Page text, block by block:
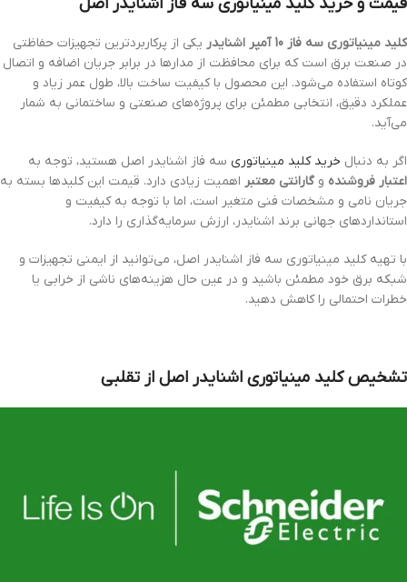
کلید مینیاتوری سه فاز 10 آمپر اشنایدر
یکی از پرکاربردترین تجهیزات حفاظتی
در صنعت برق است که برای محافظت از مدارها در برابر جریان اضافه و اتصال
کوتاه استفاده می‌شود. این محصول با کیفیت ساخت بالا، طول عمر زیاد و
عملکرد دقیق، انتخابی مطمئن برای پروژه‌های صنعتی و ساختمانی به شمار
می‌آید.
اگر به دنبال خرید کلید مینیاتوری سه فاز اشنایدر اصل هستید، توجه به
اعتبار فروشنده و گارانتی معتبر اهمیت زیادی دارد. قیمت این کلیدها بسته به
جریان نامی و مشخصات فنی متغیر است، اما با توجه به کیفیت و
استانداردهای جهانی برند اشنایدر، ارزش سرمایه‌گذاری را دارد.
با تهیه کلید مینیاتوری سه فاز اشنایدر اصل، می‌توانید از ایمنی تجهیزات و
شبکه برق خود مطمئن باشید و در عین حال هزینه‌های ناشی از خرابی یا
خطرات احتمالی را کاهش دهید.
تشخیص کلید مینیاتوری اشنایدر اصل از تقلبی